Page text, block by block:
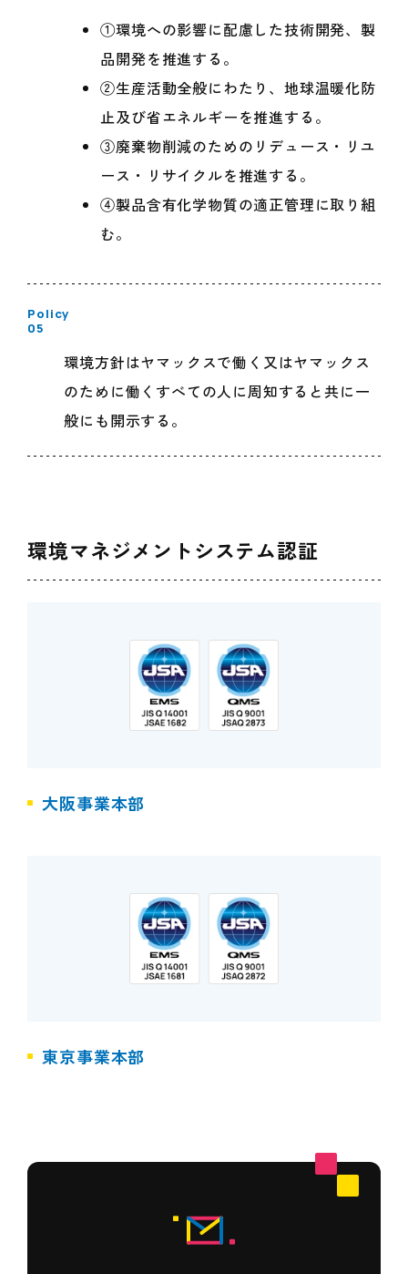
①環境への影響に配慮した技術開発、製
品開発を推進する。
②生産活動全般にわたり、地球温暖化防
止及び省エネルギーを推進する。
③廃棄物削減のためのリデュース・リユ
ース・リサイクルを推進する。
④製品含有化学物質の適正管理に取り組
む。
Policy
05
環境方針はヤマックスで働く又はヤマックス
のために働くすべての人に周知すると共に一
般にも開示する。
環境マネジメントシステム認証
大阪事業本部
東京事業本部